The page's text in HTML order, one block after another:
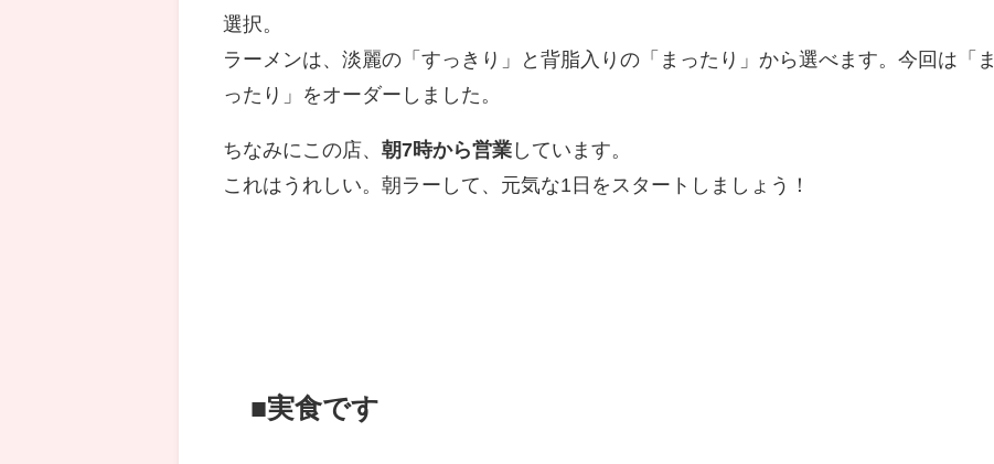
選択。
ラーメンは、淡麗の「すっきり」と背脂入りの「まったり」から選べます。今回は「ま
ったり」をオーダーしました。
ちなみにこの店、朝7時から営業 しています。
これはうれしい。朝ラーして、元気な1日をスタートしましょう！
■実食です